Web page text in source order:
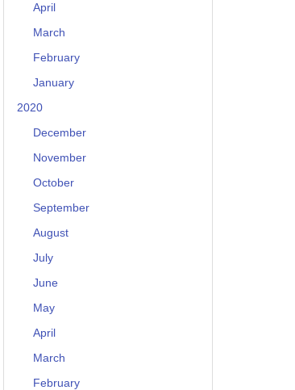
April
March
February
January
2020
December
November
October
September
August
July
June
May
April
March
February